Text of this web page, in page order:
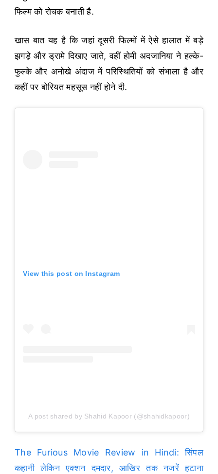
फिल्म को रोचक बनाती है.
खास बात यह है कि जहां दूसरी फिल्मों में ऐसे हालात में बड़े
झगड़े और ड्रामे दिखाए जाते, वहीं होमी अदजानिया ने हल्के-
फुल्के और अनोखे अंदाज में परिस्थितियों को संभाला है और
कहीं पर बोरियत महसूस नहीं होने दी.
View this post on Instagram
A post shared by Shahid Kapoor (@shahidkapoor)
The Furious Movie Review in Hindi: सिंपल
कहानी लेकिन एक्शन दमदार, आखिर तक नजरें हटाना